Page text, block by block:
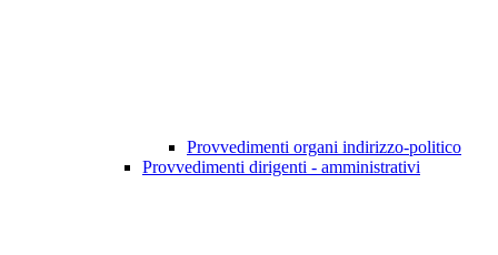
Provvedimenti organi indirizzo-politico
Provvedimenti dirigenti - amministrativi